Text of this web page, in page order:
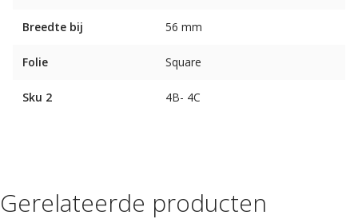
Breedte bij 56 mm
Folie Square
Sku 2 4B- 4C
Gerelateerde producten